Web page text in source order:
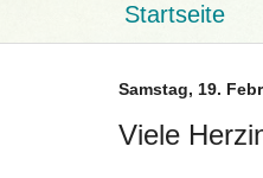
Startseite
Samstag, 19.
Viele